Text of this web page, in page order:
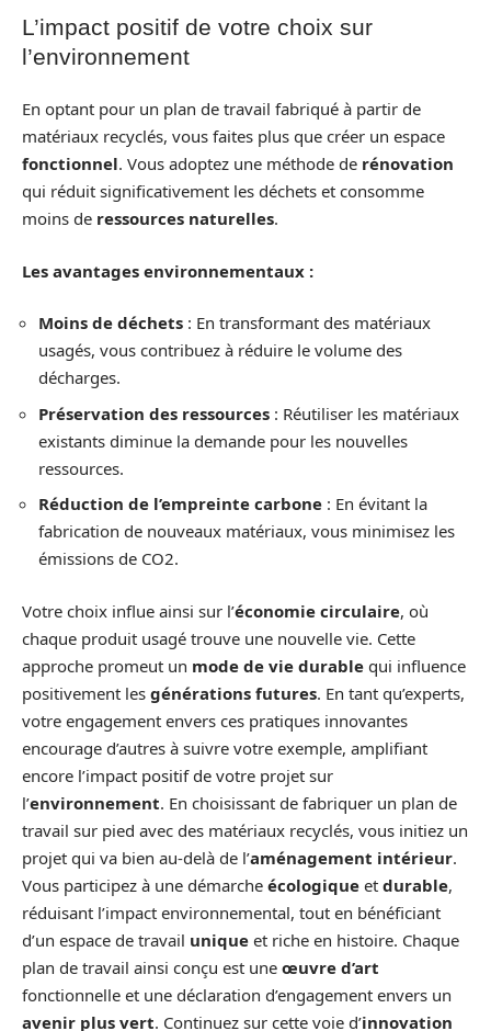
L’impact positif de votre choix sur
l’environnement
En optant pour un plan de travail fabriqué à partir de
matériaux recyclés, vous faites plus que créer un espace
fonctionnel. Vous adoptez une méthode de rénovation
qui réduit significativement les déchets et consomme
moins de ressources naturelles.
Les avantages environnementaux :
Moins de déchets : En transformant des matériaux
usagés, vous contribuez à réduire le volume des
décharges.
Préservation des ressources : Réutiliser les matériaux
existants diminue la demande pour les nouvelles
ressources.
Réduction de l’empreinte carbone : En évitant la
fabrication de nouveaux matériaux, vous minimisez les
émissions de CO2.
Votre choix influe ainsi sur l’économie circulaire, où
chaque produit usagé trouve une nouvelle vie. Cette
approche promeut un mode de vie durable qui influence
positivement les générations futures. En tant qu’experts,
votre engagement envers ces pratiques innovantes
encourage d’autres à suivre votre exemple, amplifiant
encore l’impact positif de votre projet sur
l’environnement. En choisissant de fabriquer un plan de
travail sur pied avec des matériaux recyclés, vous initiez un
projet qui va bien au-delà de l’aménagement intérieur.
Vous participez à une démarche écologique et durable,
réduisant l’impact environnemental, tout en bénéficiant
d’un espace de travail unique et riche en histoire. Chaque
plan de travail ainsi conçu est une œuvre d’art
fonctionnelle et une déclaration d’engagement envers un
avenir plus vert. Continuez sur cette voie d’innovation